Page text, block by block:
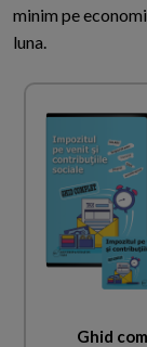
minim pe
luna.
Ghid